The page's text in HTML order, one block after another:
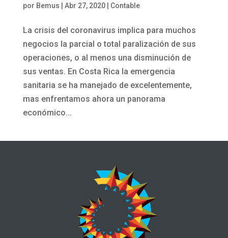
por Bemus Abr 27, 2020| Contable
La crisis del coronavirus implica para muchos
negocios la parcial o total paralización de sus
operaciones, o al menos una disminución de
sus ventas. En Costa Rica la emergencia
sanitaria se ha manejado de excelentemente,
mas enfrentamos ahora un panorama
económico...